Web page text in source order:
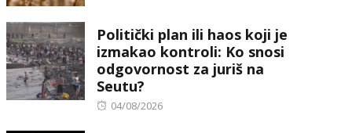
Politički plan ili haos koji je
izmakao kontroli: Ko snosi
odgovornost za juriš na
Seutu?
Posted
04/08/2026